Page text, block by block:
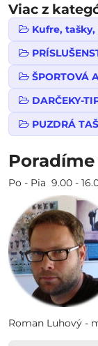
Viac z
Kufre,
ŠPORTOVÁ
DARČEKY-
PUZDRÁ
Po - Pia 9.00 -
Roman Luhový -